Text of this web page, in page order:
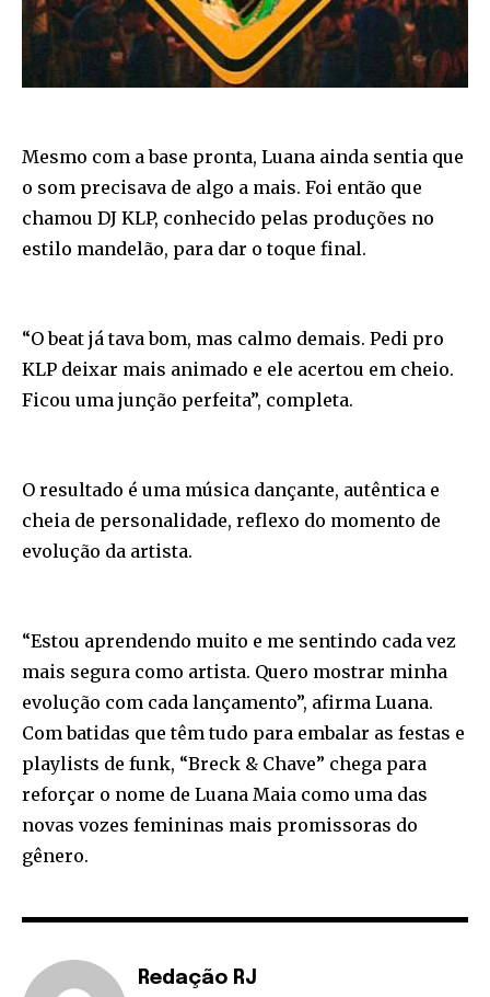
Mesmo com a base pronta, Luana ainda sentia que
o som precisava de algo a mais. Foi então que
chamou DJ KLP, conhecido pelas produções no
estilo mandelão, para dar o toque final.
“O beat já tava bom, mas calmo demais. Pedi pro
KLP deixar mais animado e ele acertou em cheio.
Ficou uma junção perfeita”, completa.
O resultado é uma música dançante, autêntica e
cheia de personalidade, reflexo do momento de
evolução da artista.
“Estou aprendendo muito e me sentindo cada vez
mais segura como artista. Quero mostrar minha
evolução com cada lançamento”, afirma Luana.
Com batidas que têm tudo para embalar as festas e
playlists de funk, “Breck & Chave” chega para
reforçar o nome de Luana Maia como uma das
novas vozes femininas mais promissoras do
gênero.
Redação RJ